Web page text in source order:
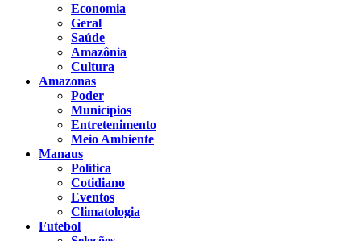
Economia
Geral
Saúde
Amazônia
Cultura
Amazonas
Poder
Municípios
Entretenimento
Meio Ambiente
Manaus
Política
Cotidiano
Eventos
Climatologia
Futebol